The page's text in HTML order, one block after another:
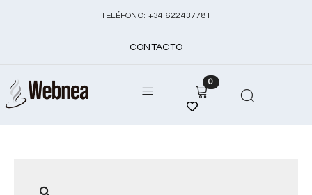
TELÉFONO: +34 622437781
CONTACTO
0